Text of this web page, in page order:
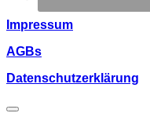
Impressum
AGBs
Datenschutzerklärung